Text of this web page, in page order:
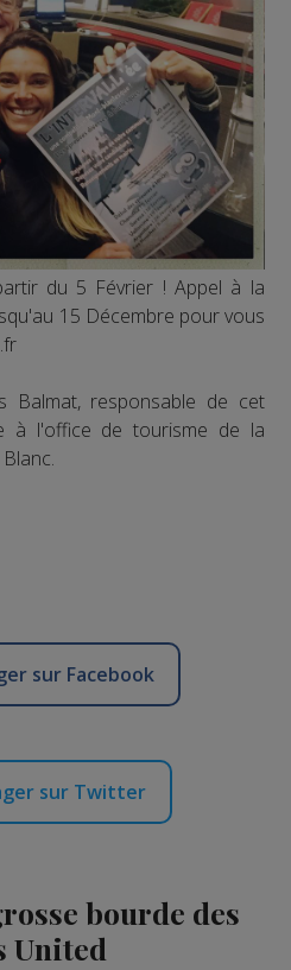
du 5 Février ! Appel à la
15 Décembre pour vous
Balmat, responsable de cet
à l'office de tourisme de la
sur Facebook
sur Twitter
bourde des
United